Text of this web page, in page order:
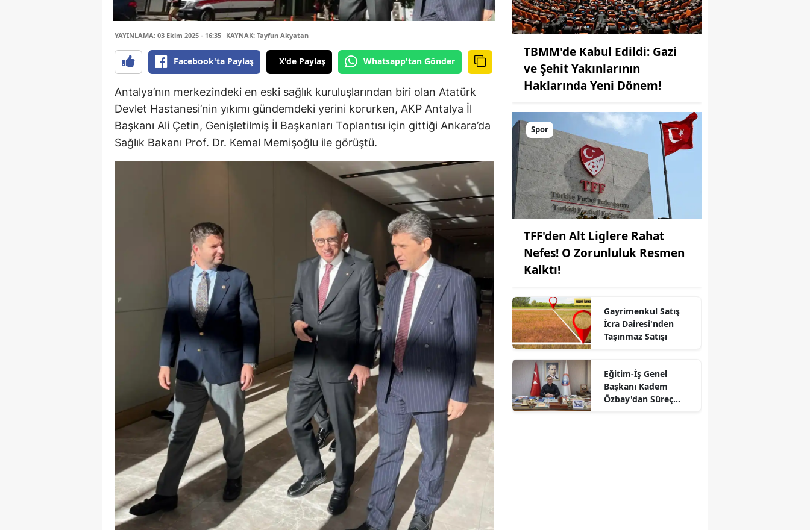
YAYINLAMA: 03 Ekim 2025 - 16:35 KAYNAK: Tayfun Akyatan
Facebook'ta Paylaş X'de Paylaş Whatsapp'tan Gönder
Antalya’nın merkezindeki en eski sağlık kuruluşlarından biri olan Atatürk
Devlet Hastanesi’nin yıkımı gündemdeki yerini korurken, AKP Antalya İl
Başkanı Ali Çetin, Genişletilmiş İl Başkanları Toplantısı için gittiği Ankara’da
Sağlık Bakanı Prof. Dr. Kemal Memişoğlu ile görüştü.
TBMM'de Kabul Edildi: Gazi
ve Şehit Yakınlarının
Haklarında Yeni Dönem!
Spor
TFF'den Alt Liglere Rahat
Nefes! O Zorunluluk Resmen
Kalktı!
Gayrimenkul Satış
İcra Dairesi'nden
Taşınmaz Satışı
Eğitim-İş Genel
Başkanı Kadem
Özbay'dan Süreç